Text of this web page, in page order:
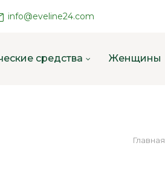
info@eveline24.com
средства Женщины
Главная